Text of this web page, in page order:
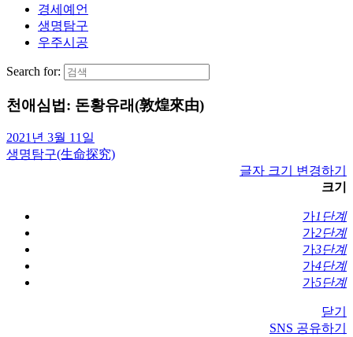
경세예언
생명탐구
우주시공
Search for:
천애심법: 돈황유래(敦煌來由)
2021년 3월 11일
생명탐구(生命探究)
글자 크기 변경하기
크기
가1단계
가2단계
가3단계
가4단계
가5단계
닫기
SNS 공유하기